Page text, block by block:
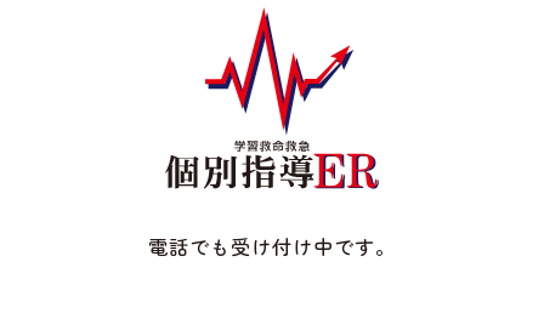
電話でも受け付け中です。